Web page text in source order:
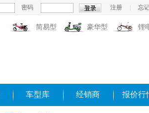
密码 注册 忘
简易型 豪华型 锂
车型库 经销商 报价行